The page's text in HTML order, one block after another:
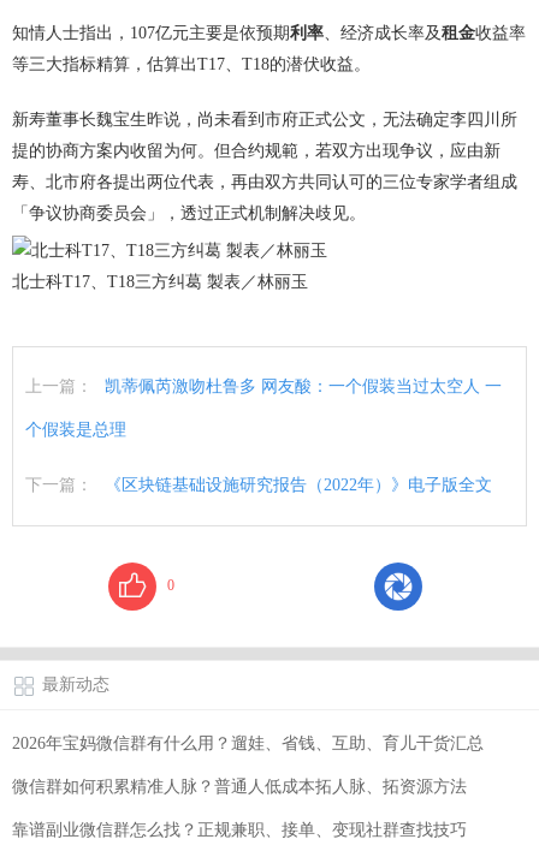
知情人士指出，107亿元主要是依预期利率 、经济成长率及租金收益率
等三大指标精算，估算出T17、T18的潜伏收益。
新寿董事长魏宝生昨说，尚未看到市府正式公文，无法确定李四川所
提的协商方案内收留为何。但合约规範，若双方出现争议，应由新
寿、北市府各提出两位代表，再由双方共同认可的三位专家学者组成
「争议协商委员会」，透过正式机制解决歧见。
北士科T17、T18三方纠葛 製表／林丽玉
上一篇： 凯蒂佩芮激吻杜鲁多 网友酸：一个假装当过太空人 一
个假装是总理
下一篇： 《区块链基础设施研究报告（2022年）》电子版全文
0
最新动态
2026年宝妈微信群有什么用？遛娃、省钱、互助、育儿干货汇总
微信群如何积累精准人脉？普通人低成本拓人脉、拓资源方法
靠谱副业微信群怎么找？正规兼职、接单、变现社群查找技巧